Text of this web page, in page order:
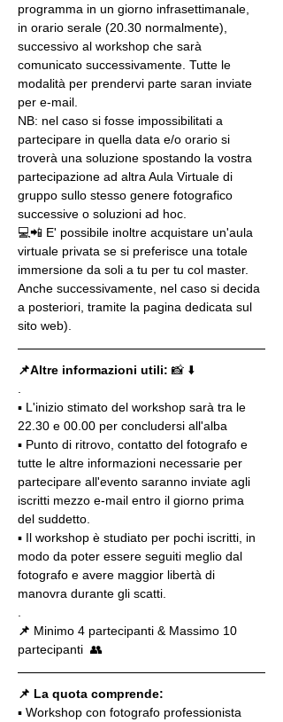
programma in un giorno infrasettimanale,
in orario serale (20.30 normalmente),
successivo al workshop che sarà
comunicato successivamente. Tutte le
modalità per prendervi parte saran inviate
per e-mail.
NB: nel caso si fosse impossibilitati a
partecipare in quella data e/o orario si
troverà una soluzione spostando la vostra
partecipazione ad altra Aula Virtuale di
gruppo sullo stesso genere fotografico
successive o soluzioni ad hoc.
💻📲 E' possibile inoltre acquistare un'aula
virtuale privata se si preferisce una totale
immersione da soli a tu per tu col master.
Anche successivamente, nel caso si decida
a posteriori, tramite la pagina dedicata sul
sito web).
📌Altre informazioni utili: 📸 ⬇️
▪️ L'inizio stimato del workshop sarà tra le
22.30 e 00.00 per concludersi all'alba
▪️ Punto di ritrovo, contatto del fotografo e
tutte le altre informazioni necessarie per
partecipare all'evento saranno inviate agli
iscritti mezzo e-mail entro il giorno prima
del suddetto.
▪️ Il workshop è studiato per pochi iscritti, in
modo da poter essere seguiti meglio dal
fotografo e avere maggior libertà di
manovra durante gli scatti.
📌 Minimo 4 partecipanti & Massimo 10
partecipanti  👥
📌 La quota comprende:
▪️ Workshop con fotografo professionista